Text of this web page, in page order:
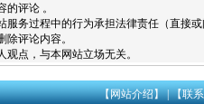
评论 。
服务过程中的行为承担法律责任（直接
评论内容。
点，与本网站立场无关。
【网站介绍】|【联